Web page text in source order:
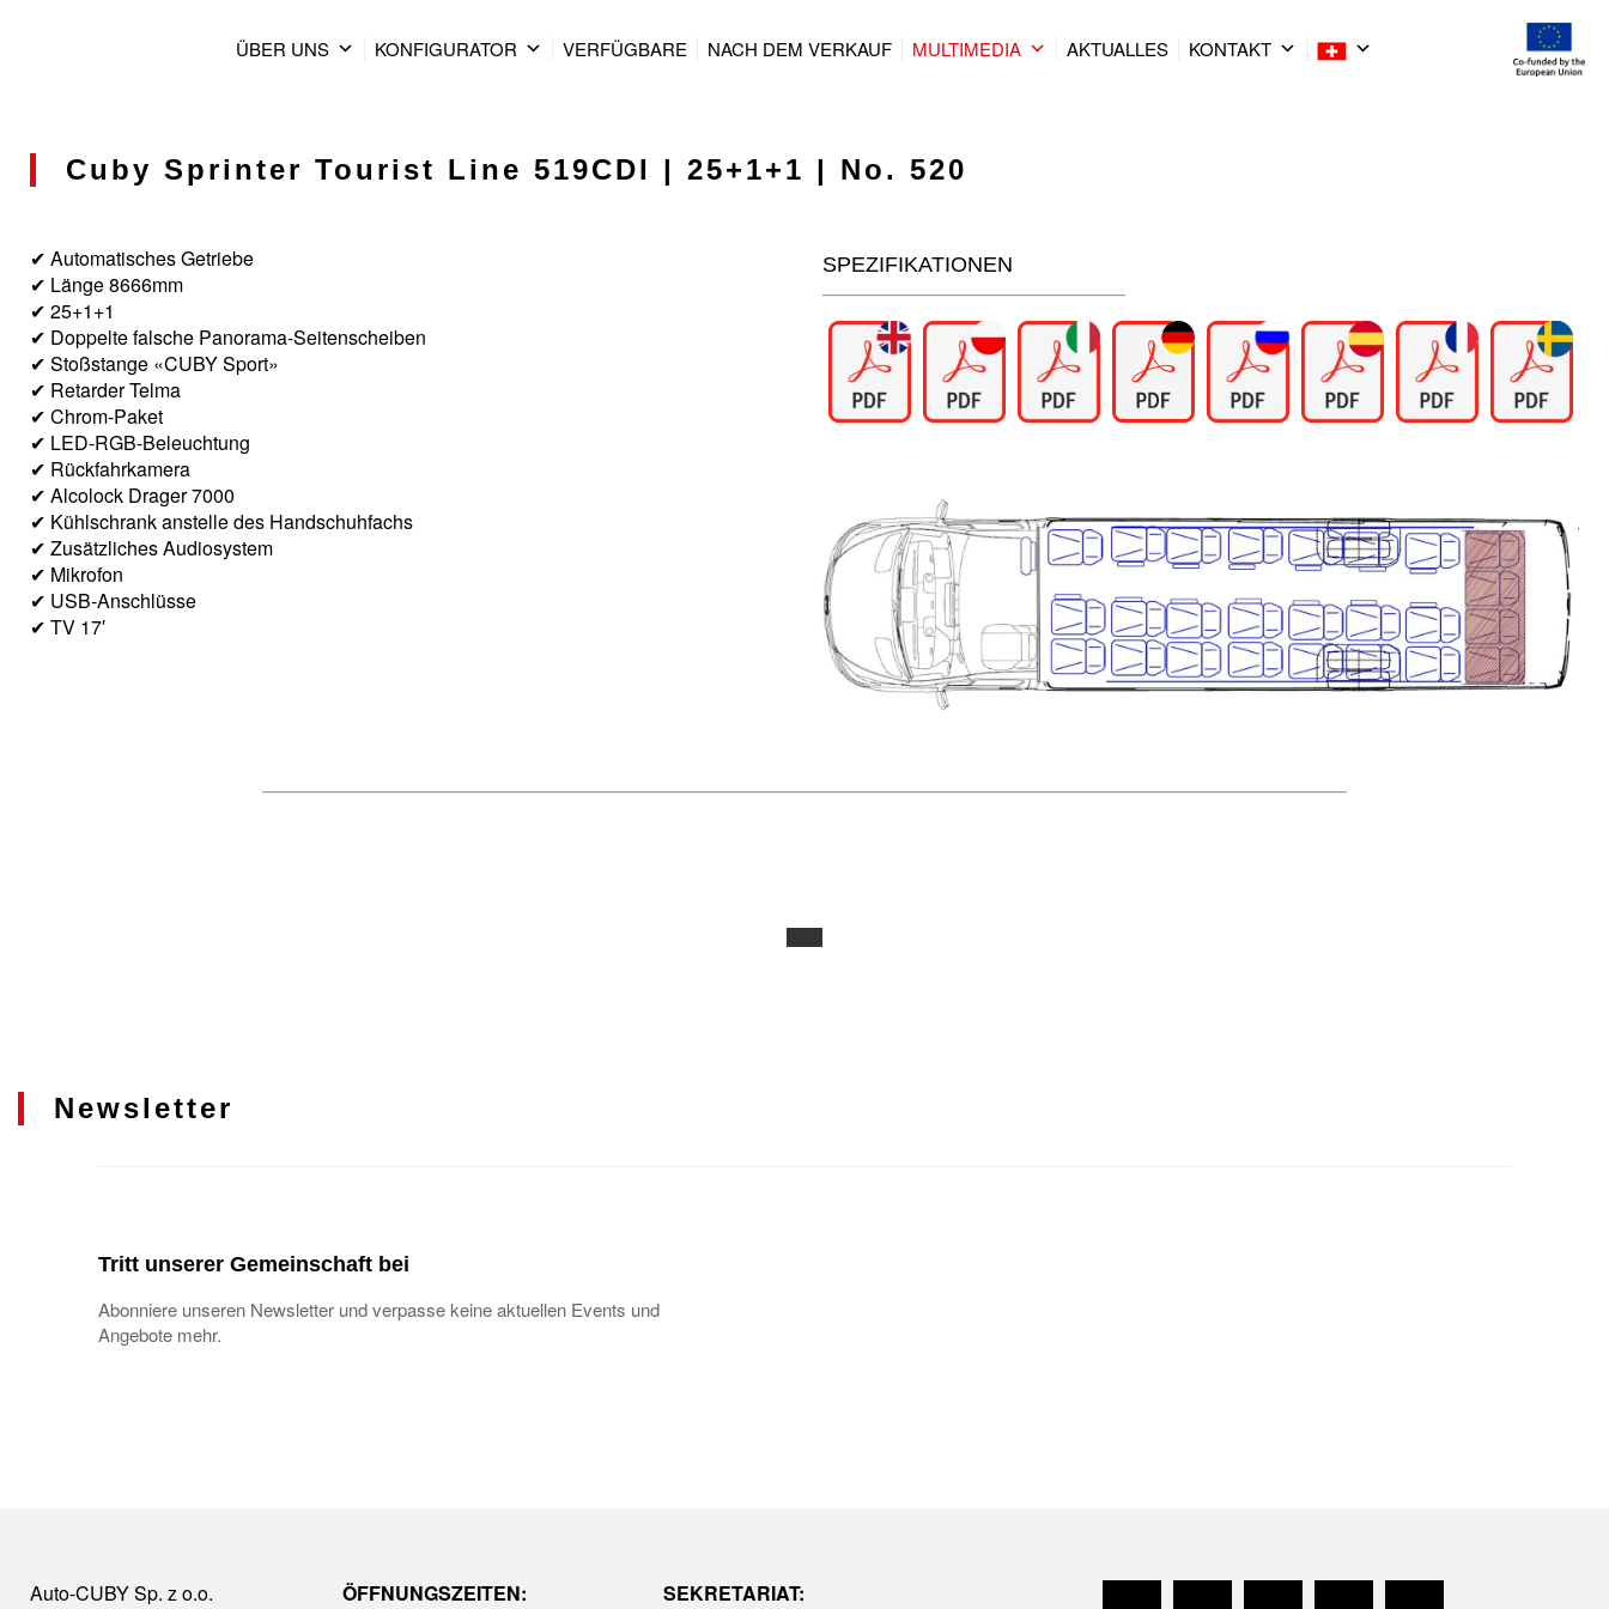
ÜBER UNS KONFIGURATOR VERFÜGBARE NACH DEM VERKAUF MULTIMEDIA AKTUALLES KONTAKT
Cuby Sprinter Tourist Line 519CDI | 25+1+1 | No. 520
✔ Automatisches Getriebe
✔ Länge 8666mm
✔ 25+1+1
✔ Doppelte falsche Panorama-Seitenscheiben
✔ Stoßstange «CUBY Sport»
✔ Retarder Telma
✔ Chrom-Paket
✔ LED-RGB-Beleuchtung
✔ Rückfahrkamera
✔ Alcolock Drager 7000
✔ Kühlschrank anstelle des Handschuhfachs
✔ Zusätzliches Audiosystem
✔ Mikrofon
✔ USB-Anschlüsse
✔ TV 17′
SPEZIFIKATIONEN
Newsletter
Tritt unserer Gemeinschaft bei
Abonniere unseren Newsletter und verpasse keine aktuellen Events und
Angebote mehr.
Auto-CUBY Sp. z o.o.
ÖFFNUNGSZEITEN:
SEKRETARIAT: